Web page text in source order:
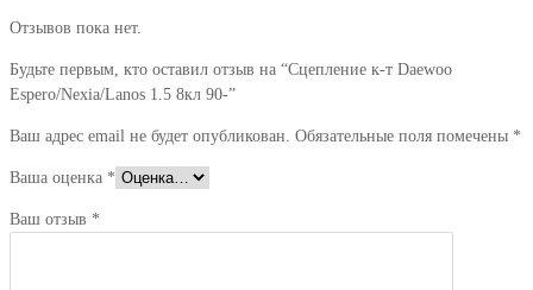
Отзывов пока нет.
Будьте первым, кто оставил отзыв на “Сцепление к-т Daewoo
Espero/Nexia/Lanos 1.5 8кл 90-”
Ваш адрес email не будет опубликован. Обязательные поля помечены *
Ваша оценка *
Ваш отзыв *